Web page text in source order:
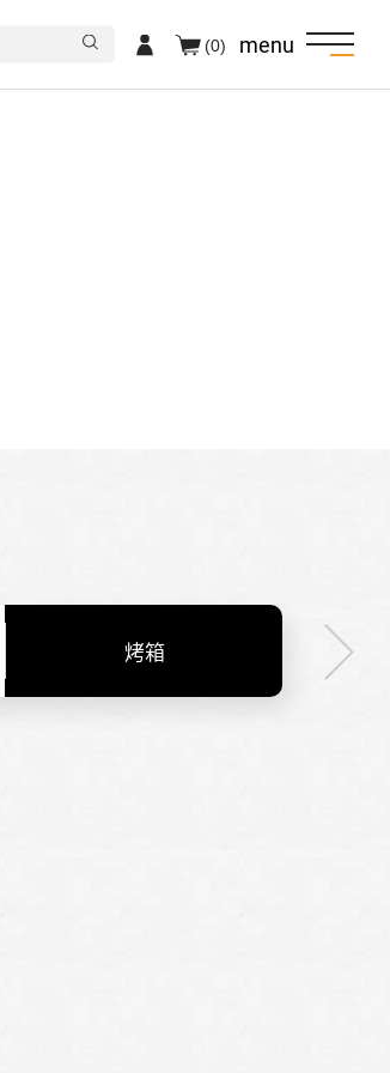
menu
(0)
烤箱